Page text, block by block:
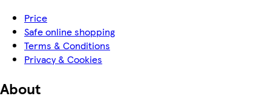
Price
Safe online shopping
Terms & Conditions
Privacy & Cookies
About